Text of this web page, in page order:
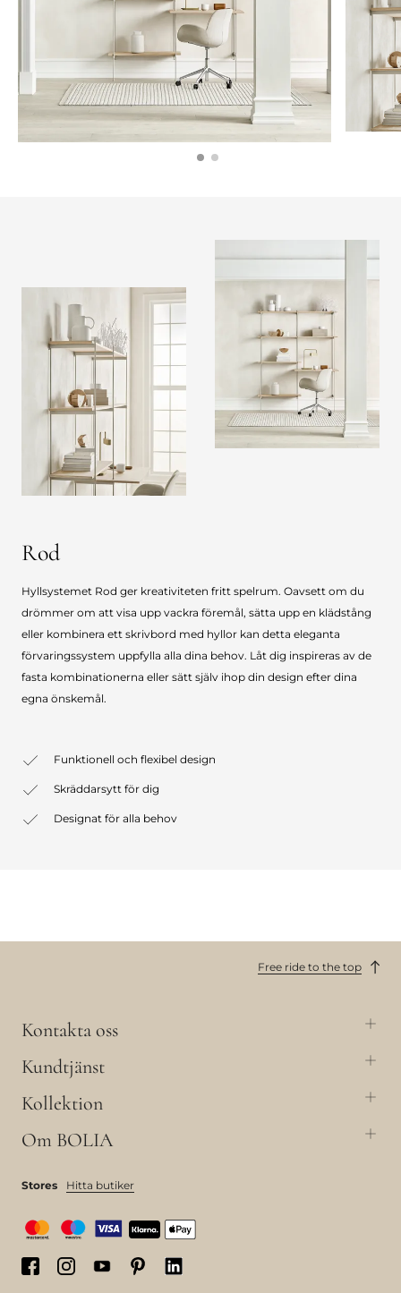
Rod
Hyllsystemet Rod ger kreativiteten fritt spelrum. Oavsett om du
drömmer om att visa upp vackra föremål, sätta upp en klädstång
eller kombinera ett skrivbord med hyllor kan detta eleganta
förvaringssystem uppfylla alla dina behov. Låt dig inspireras av de
fasta kombinationerna eller sätt själv ihop din design efter dina
egna önskemål.
Funktionell och flexibel design
Skräddarsytt för dig
Designat för alla behov
Free ride to the top
Kontakta oss
Kundtjänst
Kollektion
Om BOLIA
Stores Hitta butiker